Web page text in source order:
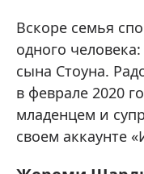
Вскоре семья
одного
сына Стоуна.
в феврале 2020
младенцем и
своем аккаунте